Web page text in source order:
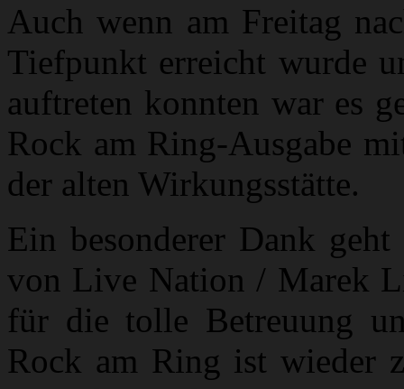
Auch wenn am Freitag
Tiefpunkt erreicht wurde
auftreten konnten war es
Rock am Ring-Ausgabe
der alten Wirkungsstätte.
Ein besonderer Dank
von Live Nation / Marek
für die tolle Betreuung
Rock am Ring ist wieder